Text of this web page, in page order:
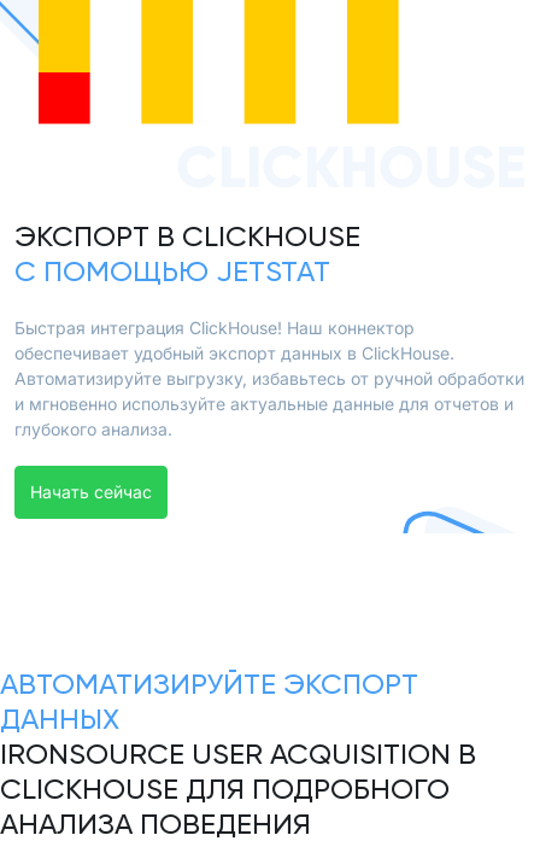
ЭКСПОРТ В CLICKHOUSE
С ПОМОЩЬЮ JETSTAT
Быстрая интеграция ClickHouse! Наш коннектор
обеспечивает удобный экспорт данных в ClickHouse.
Автоматизируйте выгрузку, избавьтесь от ручной обработки
и мгновенно используйте актуальные данные для отчетов и
глубокого анализа.
Начать сейчас
АВТОМАТИЗИРУЙТЕ ЭКСПОРТ
ДАННЫХ
IRONSOURCE USER ACQUISITION В
CLICKHOUSE ДЛЯ ПОДРОБНОГО
АНАЛИЗА ПОВЕДЕНИЯ